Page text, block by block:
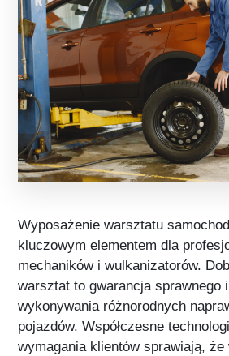
Wyposażenie warsztatu
kluczowym elementem dla
mechaników i wulkanizatorów.
warsztat to gwarancja sprawnego
wykonywania różnorodnych
pojazdów. Współczesne
wymagania klientów sprawiają, że